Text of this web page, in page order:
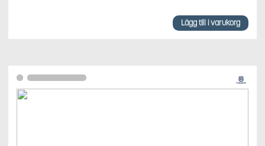
Lägg till i varukorg